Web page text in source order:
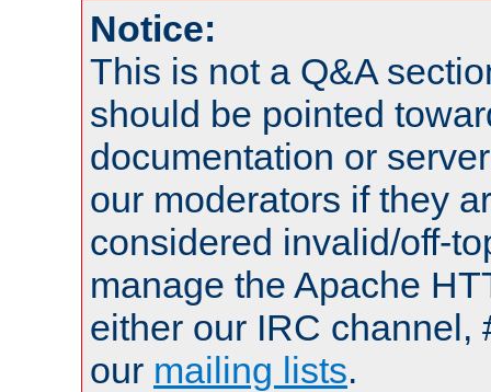
Notice:
This is not a Q&A
should be pointed
documentation or
our moderators if they
considered invalid/off-
manage the Apache
either our IRC channel,
our mailing lists.